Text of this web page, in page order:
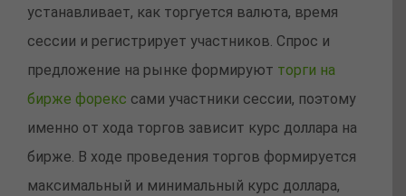
устанавливает, как торгуется валюта, время
сессии и регистрирует участников. Спрос и
предложение на рынке формируют торги на
бирже форекс сами участники сессии, поэтому
именно от хода торгов зависит курс доллара на
бирже. В ходе проведения торгов формируется
максимальный и минимальный курс доллара,